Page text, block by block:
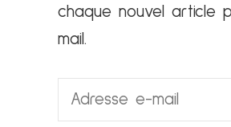
chaque nouvel article
mail.
Adresse
e-